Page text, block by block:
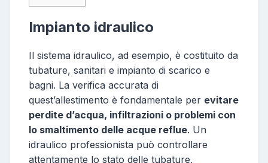
Impianto idraulico
Il sistema idraulico, ad esempio, è costituito da
tubature, sanitari e impianto di scarico e
bagni. La verifica accurata di
quest’allestimento è fondamentale per evitare
perdite d’acqua, infiltrazioni o problemi con
lo smaltimento delle acque reflue. Un
idraulico professionista può controllare
attentamente lo stato delle tubature,